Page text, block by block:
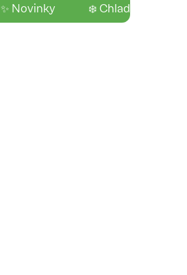
✨ Novinky ❄️ Chladící